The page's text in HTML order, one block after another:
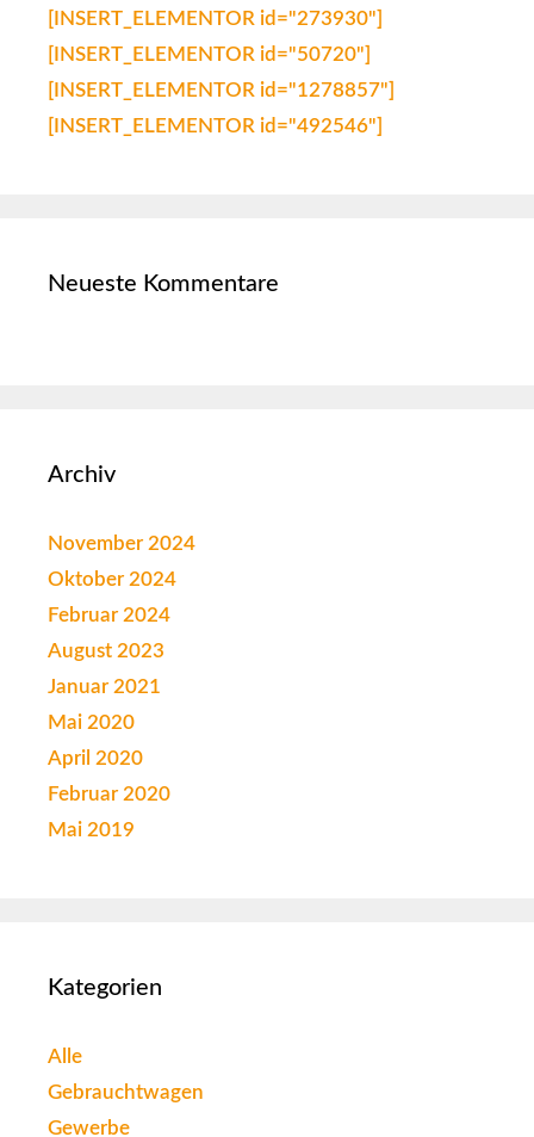
[INSERT_ELEMENTOR id="273930"]
[INSERT_ELEMENTOR id="50720"]
[INSERT_ELEMENTOR id="1278857"]
[INSERT_ELEMENTOR id="492546"]
Neueste Kommentare
Archiv
November 2024
Oktober 2024
Februar 2024
August 2023
Januar 2021
Mai 2020
April 2020
Februar 2020
Mai 2019
Kategorien
Alle
Gebrauchtwagen
Gewerbe